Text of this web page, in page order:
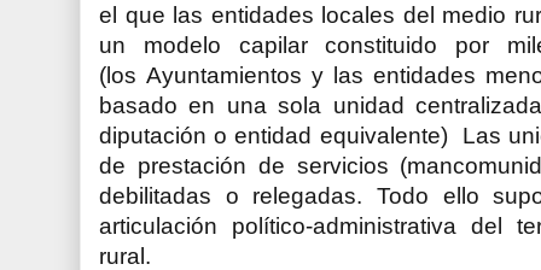
el que las entidades locales del medio
un modelo capilar constituido por
(losAyuntamientos y las entidades
basado en una sola unidad
diputación o entidad equivalente) Las
de prestación de servicios
debilitadas o relegadas. Todo ello
articulación político-administrativa del
rural.